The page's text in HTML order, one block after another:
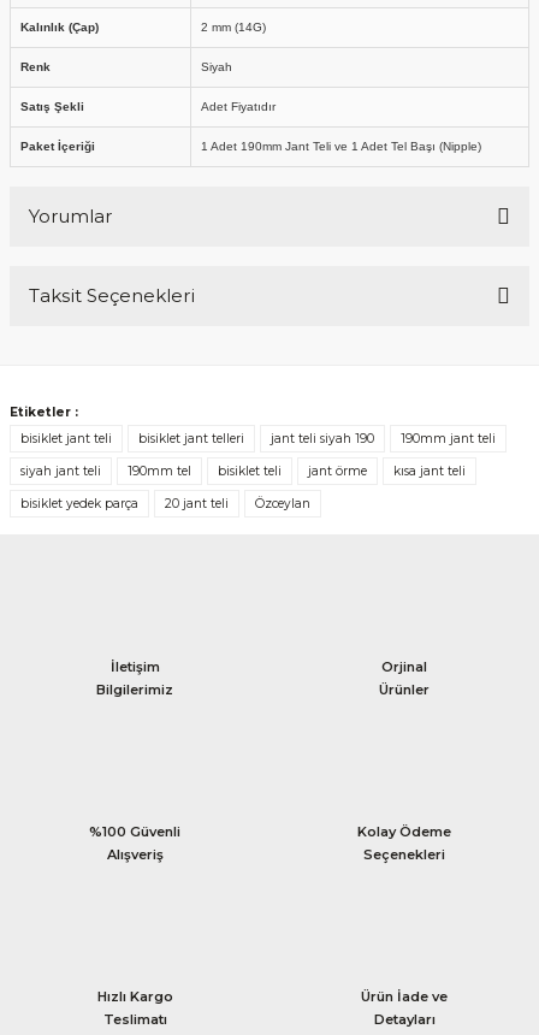
Kalınlık (Çap) 2 mm (14G)
Renk Siyah
Satış Şekli Adet Fiyatıdır
Paket İçeriği 1 Adet 190mm Jant Teli ve 1 Adet Tel Başı (Nipple)
Yorumlar
Taksit Seçenekleri
Etiketler :
bisiklet jant teli
bisiklet jant telleri jant teli siyah 190 190mm jant teli
siyah jant teli 190mm tel bisiklet teli jant örme kısa jant teli
bisiklet yedek parça 20 jant teli Özceylan
İletişim
Bilgilerimiz
Orjinal
Ürünler
%100 Güvenli
Alışveriş
Kolay Ödeme
Seçenekleri
Hızlı Kargo
Teslimatı
Ürün İade ve
Detayları